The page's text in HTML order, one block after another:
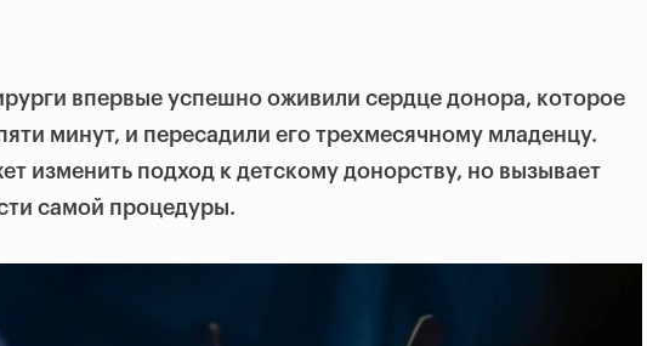
впервые успешно оживили сердце донора, которое
минут, и пересадили его трехмесячному младенцу.
изменить подход к детскому донорству, но вызывает
самой процедуры.